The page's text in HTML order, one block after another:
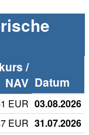
/
NAV Datum
EUR 03.08.2026
EUR 31.07.2026